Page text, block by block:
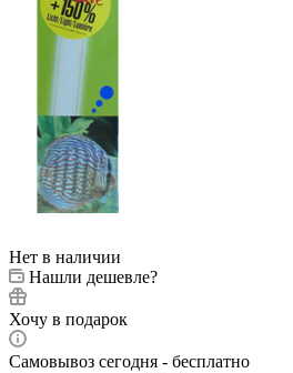
Нет в наличии
Нашли дешевле?
Хочу в подарок
Самовывоз сегодня - бесплатно